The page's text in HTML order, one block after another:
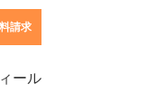
ール
請求